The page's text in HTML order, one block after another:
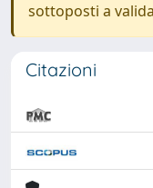
sottoposti a
Citazioni